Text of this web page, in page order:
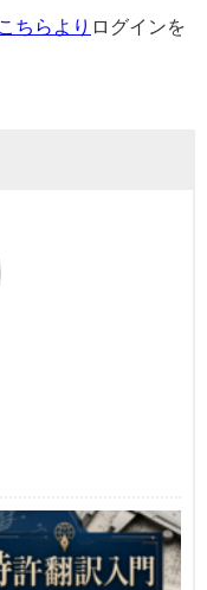
こちらより ログインを